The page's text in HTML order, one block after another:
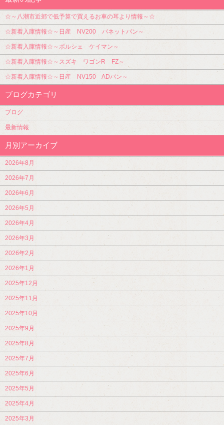
☆～八潮市近郊で低予算で買えるお車の耳より情報～☆
☆新着入庫情報☆～日産 NV200 バネットバン～
☆新着入庫情報☆～ポルシェ ケイマン～
☆新着入庫情報☆～スズキ ワゴンR FZ～
☆新着入庫情報☆～日産 NV150 ADバン～
ブログカテゴリ
ブログ
最新情報
月別アーカイブ
2026年8月
2026年7月
2026年6月
2026年5月
2026年4月
2026年3月
2026年2月
2026年1月
2025年12月
2025年11月
2025年10月
2025年9月
2025年8月
2025年7月
2025年6月
2025年5月
2025年4月
2025年3月